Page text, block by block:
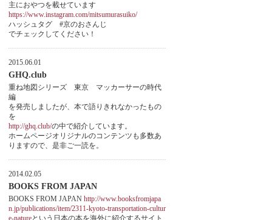
主におやつを載せています
https://www.instagram.com/mitsumurasuiko/
ハッシュタグ #京のおさんじ
でチェックしてください！
2015.06.01
GHQ.club
重ね地図シリーズ 東京 マッカーサーの時代
編
を発売しましたが、本で語りきれなかったもの
を
http://ghq.club/の中で紹介しています。
ホームページオリジナルのコンテンツも多数あ
りますので、是非ご一読を。
2014.02.05
BOOKS FROM JAPAN
BOOKS FROM JAPAN http://www.booksfromjapa
n.jp/publications/item/2311-kyoto-transportation-cultur
e-natureという日本の本を海外に紹介するサイト